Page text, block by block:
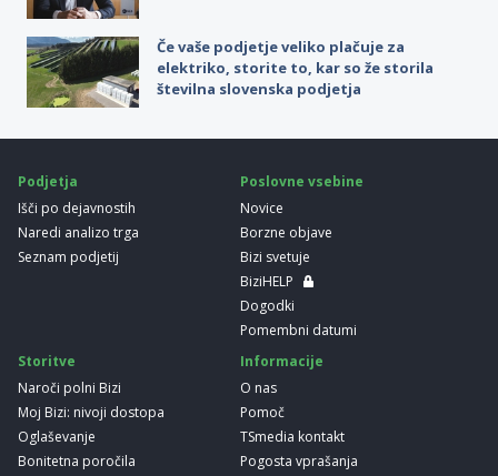
Če vaše podjetje veliko plačuje za
elektriko, storite to, kar so že storila
številna slovenska podjetja
Podjetja
Išči po dejavnostih
Naredi analizo trga
Seznam podjetij
Poslovne vsebine
Novice
Borzne objave
Bizi svetuje
BiziHELP
Dogodki
Pomembni datumi
Storitve
Naroči polni Bizi
Moj Bizi: nivoji dostopa
Oglaševanje
Bonitetna poročila
Informacije
O nas
Pomoč
TSmedia kontakt
Pogosta vprašanja